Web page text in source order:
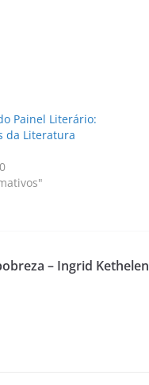
Painel Literário:
da Literatura
– Ingrid Kethelen